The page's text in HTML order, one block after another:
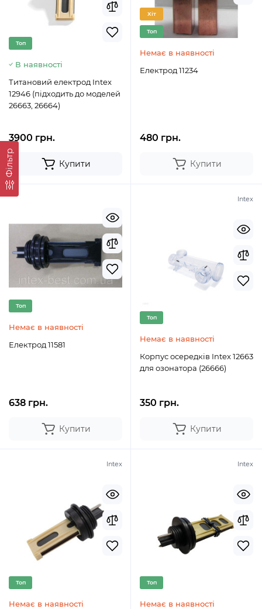
Фільтр
Топ
В наявності
Титановий електрод Intex
12946 (підходить до моделей
26663, 26664)
3900 грн.
Купити
Хіт
Топ
Немає в наявності
Електрод 11234
480 грн.
Купити
Топ
Немає в наявності
Електрод 11581
638 грн.
Купити
Intex
Топ
Немає в наявності
Корпус осередків Intex 12663
для озонатора (26666)
350 грн.
Купити
Intex
Топ
Немає в наявності
Intex
Топ
Немає в наявності